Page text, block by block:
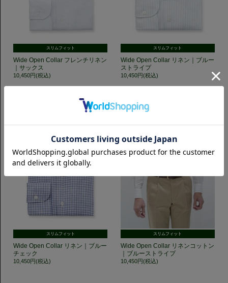
スリムフィット
Wide Open Collar フレンチリネン
｜サックス
10,450円(税込)
スリムフィット
Wide Open Collar リネン｜ブルー
ストライプ
10,450円(税込)
スリムフィット
Wide Open Collar リネン｜ブルー
チェック
10,450円(税込)
スリムフィット
Wide Open Collar リネンコットン
｜ブルーストライプ
10,450円(税込)